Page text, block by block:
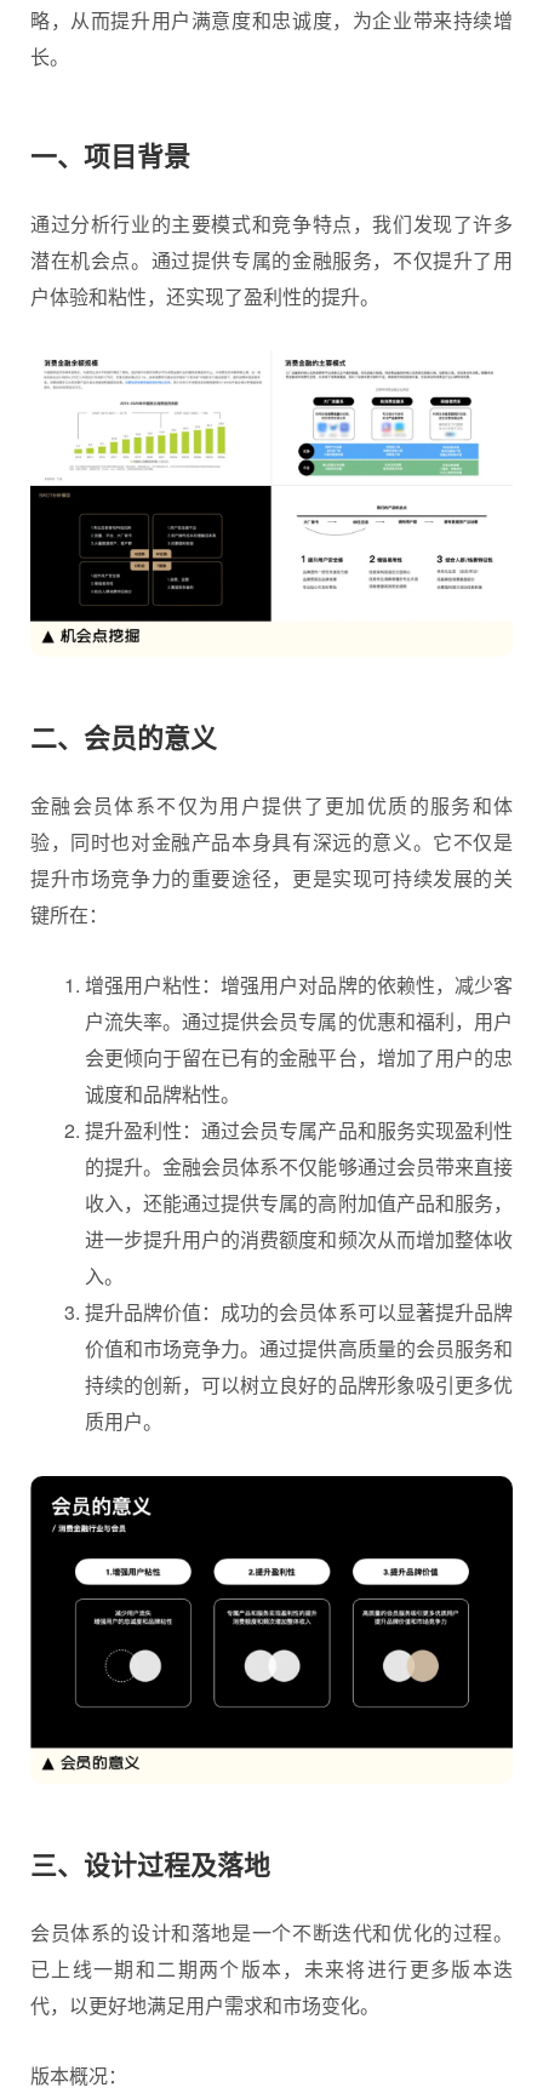
略，从而提升用户满意度和忠诚度，为企业带来持续增
长。
一、项目背景
通过分析行业的主要模式和竞争特点，我们发现了许多
潜在机会点。通过提供专属的金融服务，不仅提升了用
户体验和粘性，还实现了盈利性的提升。
二、会员的意义
金融会员体系不仅为用户提供了更加优质的服务和体
验，同时也对金融产品本身具有深远的意义。它不仅是
提升市场竞争力的重要途径，更是实现可持续发展的关
键所在：
增强用户粘性：增强用户对品牌的依赖性，减少客
户流失率。通过提供会员专属的优惠和福利，用户
会更倾向于留在已有的金融平台，增加了用户的忠
诚度和品牌粘性。
提升盈利性：通过会员专属产品和服务实现盈利性
的提升。金融会员体系不仅能够通过会员带来直接
收入，还能通过提供专属的高附加值产品和服务，
进一步提升用户的消费额度和频次从而增加整体收
入。
提升品牌价值：成功的会员体系可以显著提升品牌
价值和市场竞争力。通过提供高质量的会员服务和
持续的创新，可以树立良好的品牌形象吸引更多优
质用户。
三、设计过程及落地
会员体系的设计和落地是一个不断迭代和优化的过程。
已上线一期和二期两个版本，未来将进行更多版本迭
代，以更好地满足用户需求和市场变化。
版本概况：